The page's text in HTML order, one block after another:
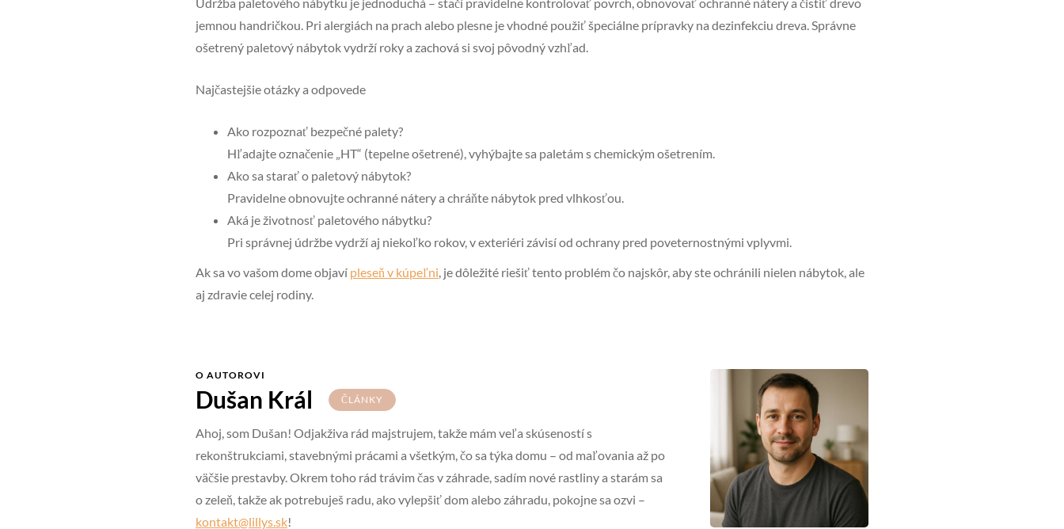
jemnou handričkou. Pri alergiách na prach alebo plesne je vhodné použiť špeciálne prípravky na dezinfekciu dreva. Správne
ošetrený paletový nábytok vydrží roky a zachová si svoj pôvodný vzhľad.
Najčastejšie otázky a odpovede
Ako rozpoznať bezpečné palety?
Hľadajte označenie „HT“ (tepelne ošetrené), vyhýbajte sa paletám s chemickým ošetrením.
Ako sa starať o paletový nábytok?
Pravidelne obnovujte ochranné nátery a chráňte nábytok pred vlhkosťou.
Aká je životnosť paletového nábytku?
Pri správnej údržbe vydrží aj niekoľko rokov, v exteriéri závisí od ochrany pred poveternostnými vplyvmi.
Ak sa vo vašom dome objaví pleseň v kúpeľni, je dôležité riešiť tento problém čo najskôr, aby ste ochránili nielen nábytok, ale
aj zdravie celej rodiny.
O AUTOROVI
Dušan Král ČLÁNKY
Ahoj, som Dušan! Odjakživa rád majstrujem, takže mám veľa skúseností s
rekonštrukciami, stavebnými prácami a všetkým, čo sa týka domu – od maľovania až po
väčšie prestavby. Okrem toho rád trávim čas v záhrade, sadím nové rastliny a starám sa
o zeleň, takže ak potrebuješ radu, ako vylepšiť dom alebo záhradu, pokojne sa ozvi –
kontakt@lillys.sk!